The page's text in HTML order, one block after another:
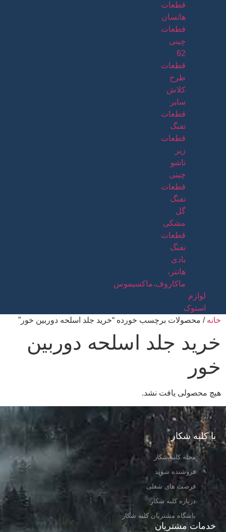
قطعات
هاتسان
قطعات
چینی
62
قطعات
طرح
کلاش
سایر
قطعات
تفنگ
قطعات
زیر
تاشو
چینی
قطعات
تفنگ
گل
مشکی
قطعات
تفنگ
بادی
هانتر،
ماکاروف،ماکسیموس
لوازم
استوک
خانه / محصولات برچسب خورده “خرید جلد اسلحه دوربین خور”
خرید جلد اسلحه دوربین
خور
هیچ محصولی یافت نشد.
با کلبه شکار
مجله کلبه شکار
فروشنده شوید
فرصت های شغلی
درباره کلبه شکار
باشگاه مشتریان کلبه شکار
خدمات مشتریان